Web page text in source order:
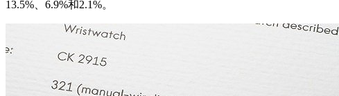
13.5%、6.9%和2.1%。